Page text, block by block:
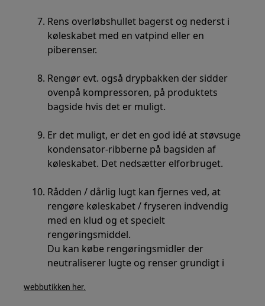
Rens overløbshullet bagerst og nederst i
køleskabet med en vatpind eller en
piberenser.
Rengør evt. også drypbakken der sidder
ovenpå kompressoren, på produktets
bagside hvis det er muligt.
Er det muligt, er det en god idé at støvsuge
kondensator-ribberne på bagsiden af
køleskabet. Det nedsætter elforbruget.
Rådden / dårlig lugt kan fjernes ved, at
rengøre køleskabet / fryseren indvendig
med en klud og et specielt
rengøringsmiddel.
Du kan købe rengøringsmidler der
neutraliserer lugte og renser grundigt i
webbutikken her.